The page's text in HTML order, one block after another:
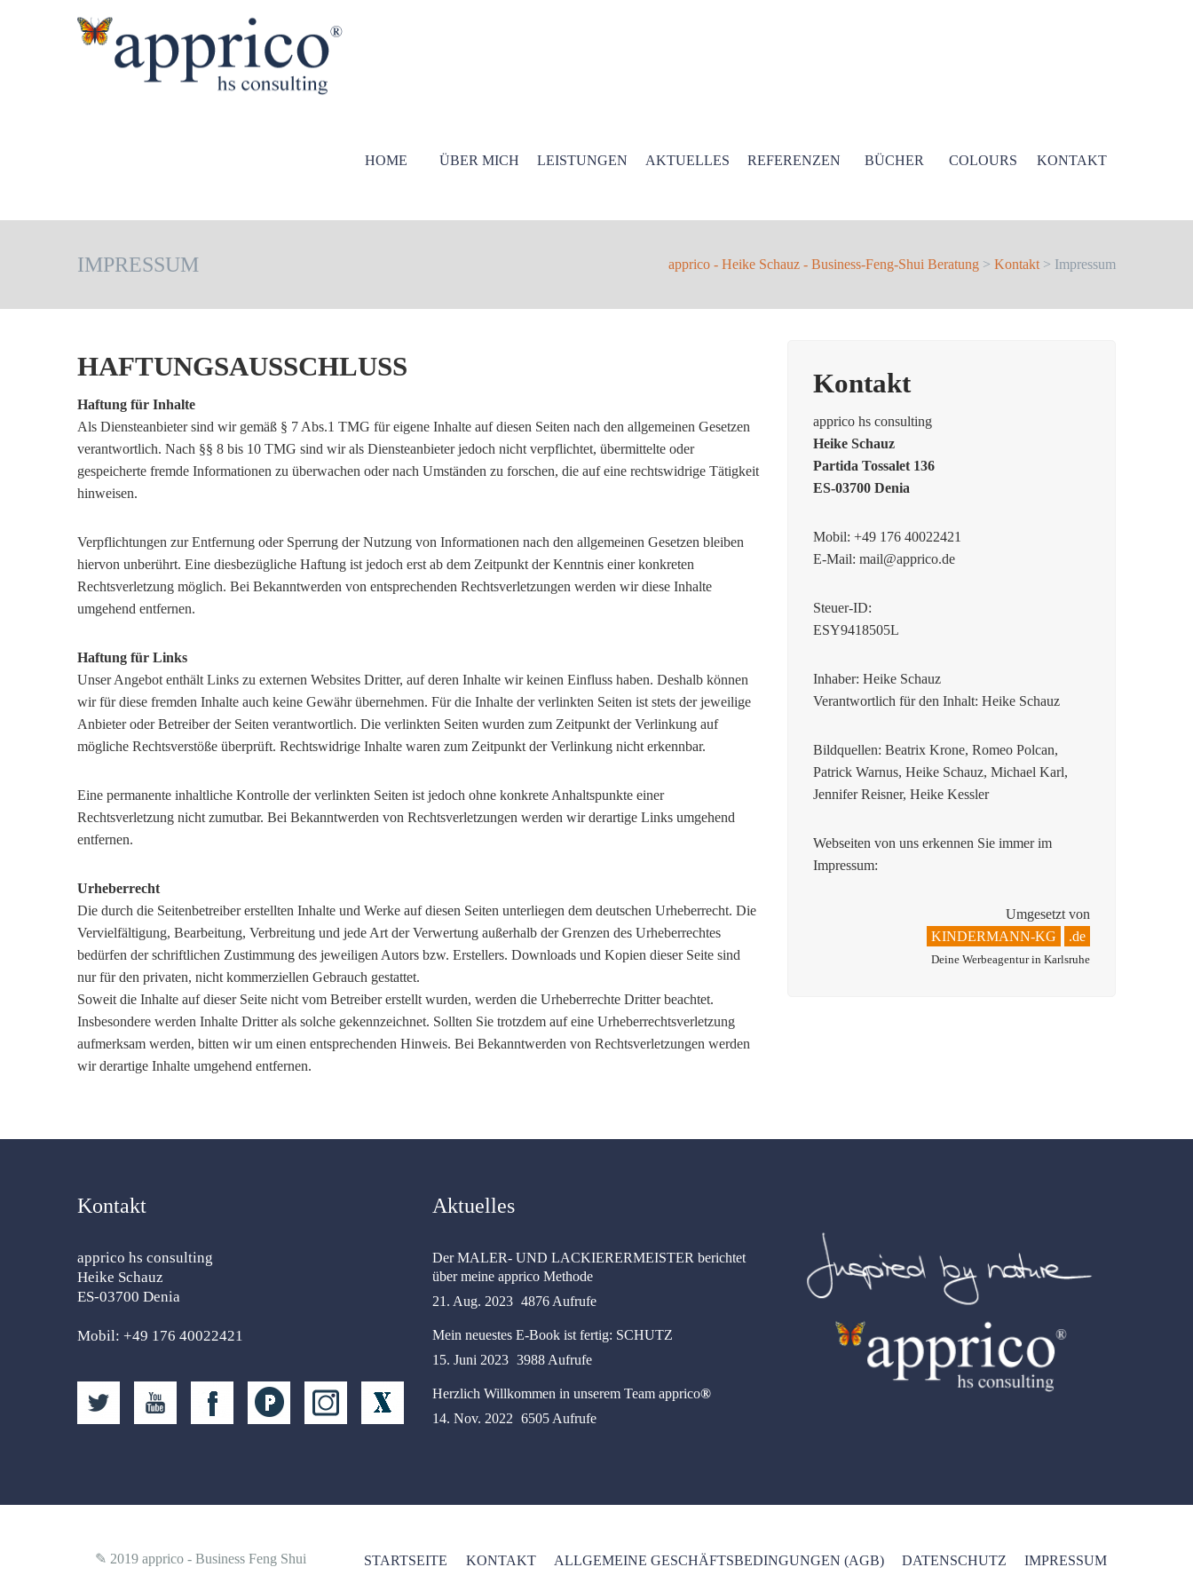
HOME ÜBER MICH LEISTUNGEN AKTUELLES REFERENZEN BÜCHER COLOURS KONTAKT
IMPRESSUM apprico - Heike Schauz - Business-Feng-Shui Beratung > Kontakt > Impressum
HAFTUNGSAUSSCHLUSS
Haftung für Inhalte
Als Diensteanbieter sind wir gemäß § 7 Abs.1 TMG für eigene Inhalte auf diesen Seiten nach den allgemeinen Gesetzen
verantwortlich. Nach §§ 8 bis 10 TMG sind wir als Diensteanbieter jedoch nicht verpflichtet, übermittelte oder
gespeicherte fremde Informationen zu überwachen oder nach Umständen zu forschen, die auf eine rechtswidrige Tätigkeit
hinweisen.
Verpflichtungen zur Entfernung oder Sperrung der Nutzung von Informationen nach den allgemeinen Gesetzen bleiben
hiervon unberührt. Eine diesbezügliche Haftung ist jedoch erst ab dem Zeitpunkt der Kenntnis einer konkreten
Rechtsverletzung möglich. Bei Bekanntwerden von entsprechenden Rechtsverletzungen werden wir diese Inhalte
umgehend entfernen.
Haftung für Links
Unser Angebot enthält Links zu externen Websites Dritter, auf deren Inhalte wir keinen Einfluss haben. Deshalb können
wir für diese fremden Inhalte auch keine Gewähr übernehmen. Für die Inhalte der verlinkten Seiten ist stets der jeweilige
Anbieter oder Betreiber der Seiten verantwortlich. Die verlinkten Seiten wurden zum Zeitpunkt der Verlinkung auf
mögliche Rechtsverstöße überprüft. Rechtswidrige Inhalte waren zum Zeitpunkt der Verlinkung nicht erkennbar.
Eine permanente inhaltliche Kontrolle der verlinkten Seiten ist jedoch ohne konkrete Anhaltspunkte einer
Rechtsverletzung nicht zumutbar. Bei Bekanntwerden von Rechtsverletzungen werden wir derartige Links umgehend
entfernen.
Urheberrecht
Die durch die Seitenbetreiber erstellten Inhalte und Werke auf diesen Seiten unterliegen dem deutschen Urheberrecht. Die
Vervielfältigung, Bearbeitung, Verbreitung und jede Art der Verwertung außerhalb der Grenzen des Urheberrechtes
bedürfen der schriftlichen Zustimmung des jeweiligen Autors bzw. Erstellers. Downloads und Kopien dieser Seite sind
nur für den privaten, nicht kommerziellen Gebrauch gestattet.
Soweit die Inhalte auf dieser Seite nicht vom Betreiber erstellt wurden, werden die Urheberrechte Dritter beachtet.
Insbesondere werden Inhalte Dritter als solche gekennzeichnet. Sollten Sie trotzdem auf eine Urheberrechtsverletzung
aufmerksam werden, bitten wir um einen entsprechenden Hinweis. Bei Bekanntwerden von Rechtsverletzungen werden
wir derartige Inhalte umgehend entfernen.
Kontakt
apprico hs consulting
Heike Schauz
Partida Tossalet 136
ES-03700 Denia
Mobil: +49 176 40022421
E-Mail: mail@apprico.de
Steuer-ID:
ESY9418505L
Inhaber: Heike Schauz
Verantwortlich für den Inhalt: Heike Schauz
Bildquellen: Beatrix Krone, Romeo Polcan,
Patrick Warnus, Heike Schauz, Michael Karl,
Jennifer Reisner, Heike Kessler
Webseiten von uns erkennen Sie immer im
Impressum:
Umgesetzt von
KINDERMANN-KG
.de
Deine Werbeagentur in Karlsruhe
Kontakt
apprico hs consulting
Heike Schauz
ES-03700 Denia
Mobil: +49 176 40022421
Aktuelles
Der MALER- UND LACKIERERMEISTER berichtet
über meine apprico Methode
21. Aug. 2023 4876 Aufrufe
Mein neuestes E-Book ist fertig: SCHUTZ
15. Juni 2023 3988 Aufrufe
Herzlich Willkommen in unserem Team apprico®
14. Nov. 2022 6505 Aufrufe
✎ 2019 apprico - Business Feng Shui STARTSEITE KONTAKT ALLGEMEINE GESCHÄFTSBEDINGUNGEN (AGB) DATENSCHUTZ IMPRESSUM